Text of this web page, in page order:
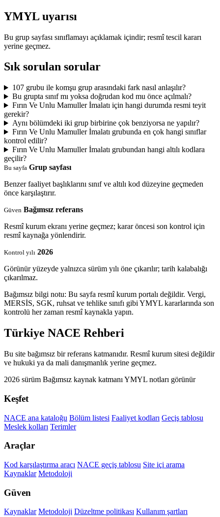
YMYL uyarısı
Bu grup sayfası sınıflamayı açıklamak içindir; resmî tescil kararı
yerine geçmez.
Sık sorulan sorular
107 grubu ile komşu grup arasındaki fark nasıl anlaşılır?
Bu grupta sınıf mı yoksa doğrudan kod mu önce açılmalı?
Fırın Ve Unlu Mamuller İmalatı için hangi durumda resmi teyit
gerekir?
Aynı bölümdeki iki grup birbirine çok benziyorsa ne yapılır?
Fırın Ve Unlu Mamuller İmalatı grubunda en çok hangi sınıflar
kontrol edilir?
Fırın Ve Unlu Mamuller İmalatı grubundan hangi altılı kodlara
geçilir?
Bu sayfa Grup sayfası
Benzer faaliyet başlıklarını sınıf ve altılı kod düzeyine geçmeden
önce karşılaştırır.
Güven Bağımsız referans
Resmî kurum ekranı yerine geçmez; karar öncesi son kontrol için
resmî kaynağa yönlendirir.
Kontrol yılı 2026
Görünür yüzeyde yalnızca sürüm yılı öne çıkarılır; tarih kalabalığı
çıkarılmaz.
Bağımsız bilgi notu: Bu sayfa resmî kurum portalı değildir. Vergi,
MERSİS, SGK, ruhsat ve tehlike sınıfı gibi YMYL kararlarında son
kontrolü her zaman resmî kaynakla yapın.
Türkiye NACE Rehberi
Bu site bağımsız bir referans katmanıdır. Resmî kurum sitesi değildir
ve hukuki ya da mali danışmanlık yerine geçmez.
2026 sürüm Bağımsız kaynak katmanı YMYL notları görünür
Keşfet
NACE ana kataloğu Bölüm listesi Faaliyet kodları Geçiş tablosu
Meslek kolları Terimler
Araçlar
Kod karşılaştırma aracı NACE geçiş tablosu Site içi arama
Kaynaklar Metodoloji
Güven
Kaynaklar Metodoloji Düzeltme politikası Kullanım şartları